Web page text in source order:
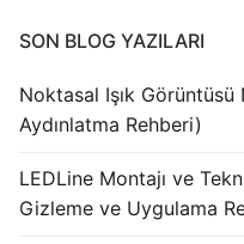
SON BLOG YAZILARI
Noktasal Işık
Aydınlatma Rehberi)
LEDLine Montajı ve
Gizleme ve Uygulama